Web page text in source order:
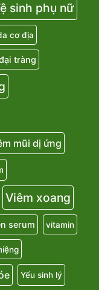
sinh phụ nữ
cơ địa
tràng
mũi dị ứng
Viêm xoang
serum vitamin
Yếu sinh lý